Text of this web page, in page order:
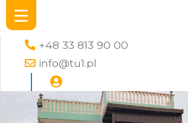
+48 33 813 90 00
info@tu1.pl